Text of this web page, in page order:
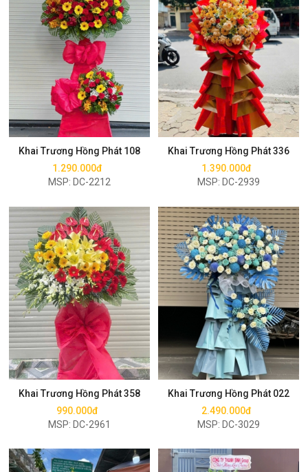
Khai Trương Hồng Phát 108
1.290.000đ
MSP: DC-2212
Mua ngay
Khai Trương Hồng Phát 336
1.390.000đ
MSP: DC-2939
Mua ngay
Khai Trương Hồng Phát 358
990.000đ
MSP: DC-2961
Mua ngay
Khai Trương Hồng Phát 022
2.490.000đ
MSP: DC-3029
Mua ngay